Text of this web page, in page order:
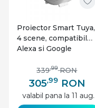
Proiector Smart Tuya,
4 scene, compatibil
Alexa si Google
305,99 RON
339,99 RON
valabil pana la 11 aug.